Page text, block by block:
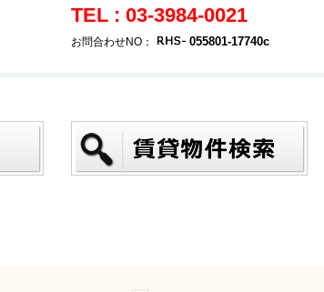
TEL : 03-3984-0021
お問合わせNO： 055801-17740c